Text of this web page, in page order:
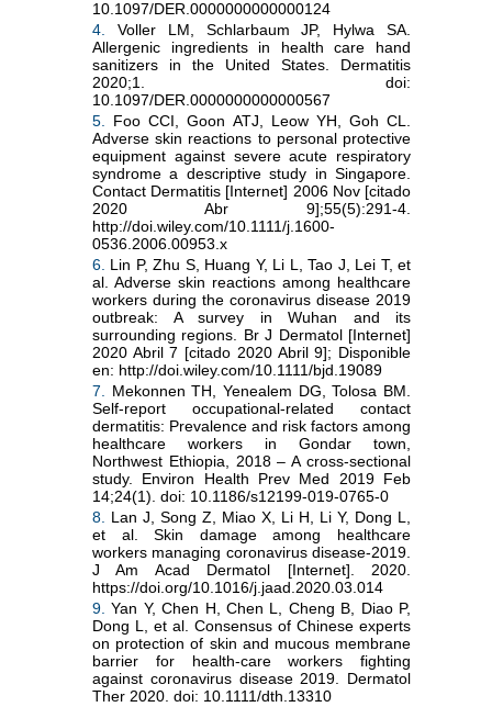
10.1097/DER.0000000000000124
4.
Voller LM, Schlarbaum JP, Hylwa SA.
Allergenic ingredients in health care hand
sanitizers in the United States. Dermatitis
2020;1. doi:
10.1097/DER.0000000000000567
5.
Foo CCI, Goon ATJ, Leow YH, Goh CL.
Adverse skin reactions to personal protective
equipment against severe acute respiratory
syndrome a descriptive study in Singapore.
Contact Dermatitis [Internet] 2006 Nov [citado
2020 Abr 9];55(5):291-4.
http://doi.wiley.com/10.1111/j.1600-
0536.2006.00953.x
6. Lin P, Zhu S, Huang Y, Li L, Tao J, Lei T, et
al. Adverse skin reactions among healthcare
workers during the coronavirus disease 2019
outbreak: A survey in Wuhan and its
surrounding regions. Br J Dermatol [Internet]
2020 Abril 7 [citado 2020 Abril 9]; Disponible
en: http://doi.wiley.com/10.1111/bjd.19089
7.
Mekonnen TH, Yenealem DG, Tolosa BM.
Self-report occupational-related contact
dermatitis: Prevalence and risk factors among
healthcare workers in Gondar town,
Northwest Ethiopia, 2018 – A cross-sectional
study. Environ Health Prev Med 2019 Feb
14;24(1). doi: 10.1186/s12199-019-0765-0
8.
Lan J, Song Z, Miao X, Li H, Li Y, Dong L,
et al. Skin damage among healthcare
workers managing coronavirus disease-2019.
J Am Acad Dermatol [Internet]. 2020.
https://doi.org/10.1016/j.jaad.2020.03.014
9. Yan Y, Chen H, Chen L, Cheng B, Diao P,
Dong L, et al. Consensus of Chinese experts
on protection of skin and mucous membrane
barrier for health-care workers fighting
against coronavirus disease 2019. Dermatol
Ther 2020. doi: 10.1111/dth.13310